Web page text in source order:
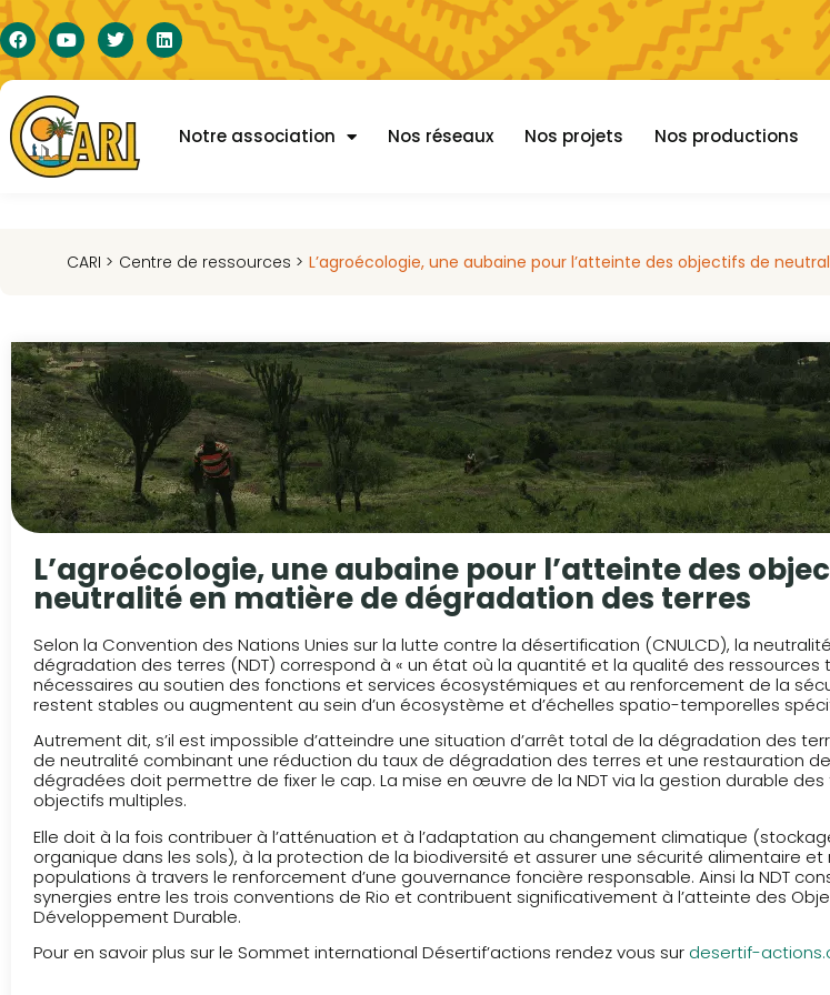
Notre association Nos réseaux Nos projets Nos productions
CARI > Centre de ressources > L’agroécologie, une aubaine pour l’atteinte des objectifs de
L’agroécologie, une aubaine pour l’atteinte des
neutralité en matière de dégradation des terres
Selon la Convention des Nations Unies sur la lutte contre la désertification (CNULCD), la
dégradation des terres (NDT) correspond à « un état où la quantité et la qualité des ressources
nécessaires au soutien des fonctions et services écosystémiques et au renforcement de la
restent stables ou augmentent au sein d’un écosystème et d’échelles spatio-temporelles
Autrement dit, s’il est impossible d’atteindre une situation d’arrêt total de la dégradation des
de neutralité combinant une réduction du taux de dégradation des terres et une restauration
dégradées doit permettre de fixer le cap. La mise en œuvre de la NDT via la gestion durable
objectifs multiples.
Elle doit à la fois contribuer à l’atténuation et à l’adaptation au changement climatique
organique dans les sols), à la protection de la biodiversité et assurer une sécurité alimentaire et
populations à travers le renforcement d’une gouvernance foncière responsable. Ainsi la NDT
synergies entre les trois conventions de Rio et contribuent significativement à l’atteinte des
Développement Durable.
Pour en savoir plus sur le Sommet international Désertif’actions rendez vous sur desertif-